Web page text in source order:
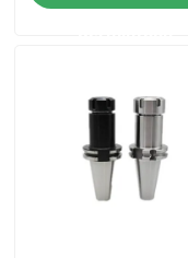
Permintaan
Pemegang Alat BT